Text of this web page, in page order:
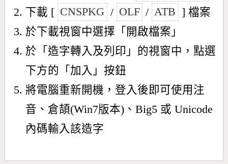
下載 [ CNSPKG / OLF / ATB ] 檔案
於下載視窗中選擇「開啟檔案」
於「造字轉入及列印」的視窗中，點選
下方的「加入」按鈕
將電腦重新開機，登入後即可使用注
音、倉頡(Win7版本)、Big5 或 Unicode
內碼輸入該造字